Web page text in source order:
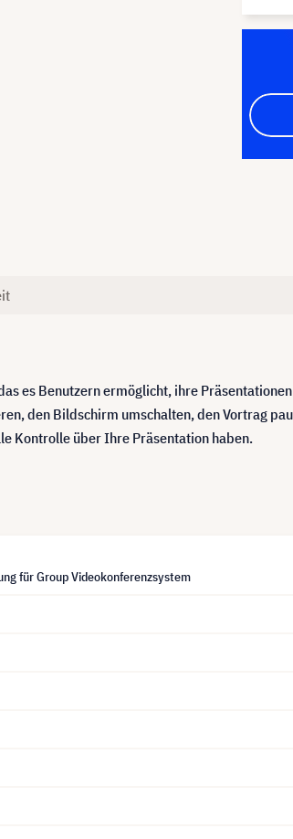
es Benutzern ermöglicht, ihre
den Bildschirm umschalten, den Vortrag
Kontrolle über Ihre Präsentation haben.
für Group Videokonferenzsystem